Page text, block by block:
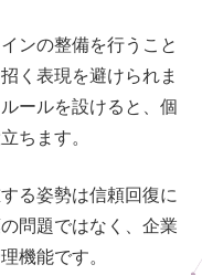
ンの整備を行うこと
く表現を避けられま
ールを設けると、個
ちます。
る姿勢は信頼回復に
問題ではなく、企業
機能です。